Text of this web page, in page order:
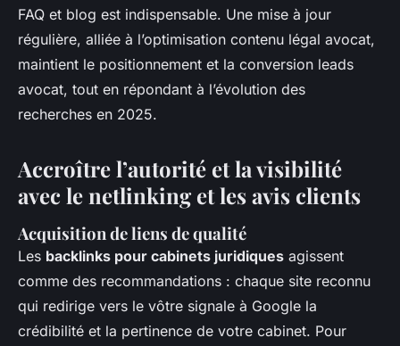
FAQ et blog est indispensable. Une mise à jour
régulière, alliée à l’optimisation contenu légal avocat,
maintient le positionnement et la conversion leads
avocat, tout en répondant à l’évolution des
recherches en 2025.
Accroître l’autorité et la visibilité
avec le netlinking et les avis clients
Acquisition de liens de qualité
Les backlinks pour cabinets juridiques agissent
comme des recommandations : chaque site reconnu
qui redirige vers le vôtre signale à Google la
crédibilité et la pertinence de votre cabinet. Pour